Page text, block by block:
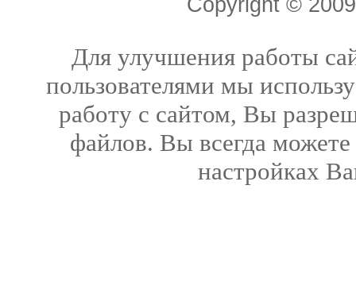
Для улучшения работы
пользователями мы
работу с сайтом, Вы
файлов. Вы всегда
настройках